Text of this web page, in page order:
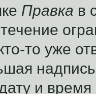
Правка в
то уже
и